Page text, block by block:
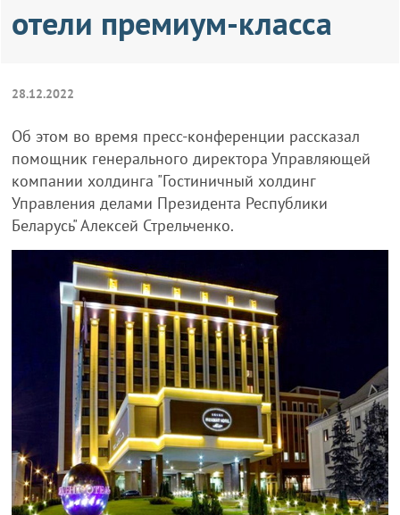
отели премиум-класса
28.12.2022
Об этом во время пресс-конференции рассказал
помощник генерального директора Управляющей
компании холдинга "Гостиничный холдинг
Управления делами Президента Республики
Беларусь" Алексей Стрельченко.